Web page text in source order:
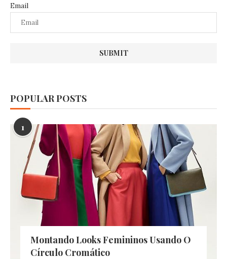
Email
POPULAR POSTS
1
Montando Looks Femininos Usando O
Círculo Cromático